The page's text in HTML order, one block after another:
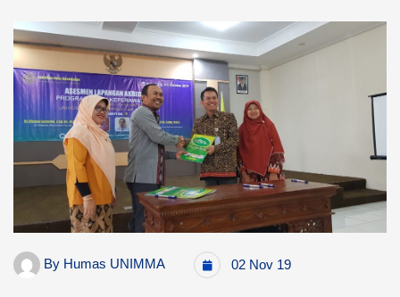
By Humas UNIMMA 02 Nov 19